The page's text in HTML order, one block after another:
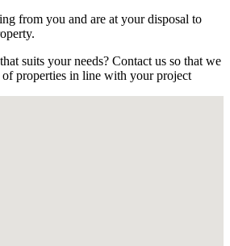
from you and are at your disposal to
suits your needs? Contact us so that we
properties in line with your project